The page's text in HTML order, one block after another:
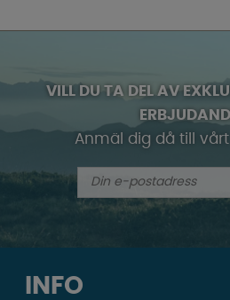
VILL DU TA DEL AV
Anmäl dig då till
INFO